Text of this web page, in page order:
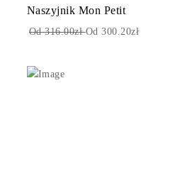
Naszyjnik Mon Petit
Od 316.00złOd 300.20zł